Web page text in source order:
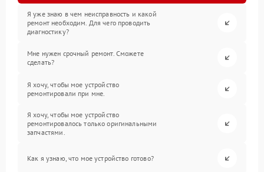
Я уже знаю в чем неисправность и какой
ремонт необходим. Для чего проводить
диагностику?
Мне нужен срочный ремонт. Сможете
сделать?
Я хочу, чтобы мое устройство
ремонтировали при мне.
Я хочу, чтобы мое устройство
ремонтировалось только оригинальными
запчастями.
Как я узнаю, что мое устройство готово?